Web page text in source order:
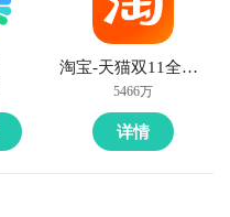
淘宝-天猫双11全球狂欢季
5466万
详情